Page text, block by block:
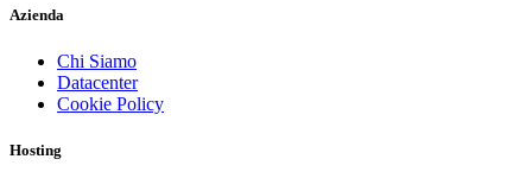
Azienda
Chi Siamo
Datacenter
Cookie Policy
Hosting